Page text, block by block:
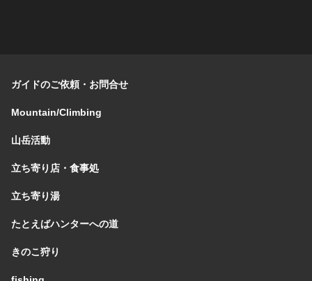
ガイドのご依頼・お問合せ
Mountain/Climbing
山岳活動
立ち寄り店・食事処
立ち寄り湯
たとえばハンターへの道
きのこ狩り